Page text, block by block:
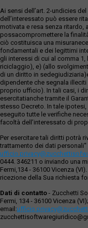
Ai sensi dell’art. 2-undicies
dell’interessato può essere
motivata e resa senza ritardo,
possacompromettere la
ciò costituisca una
fondamentali e dei legittimi
gli interessi di cui al comma
riciclaggio), e) (allo
di un diritto in
dipendente che segnala
proprio ufficio). In tali casi, i
esercitatianche tramite il
stesso Decreto. In tale
eseguito tutte le verifiche
facoltà dell’interessato di
Per esercitare tali diritti potrà
trattamento dei dati
0444. 346211 o inviando una
Fermi,134 - 36100 Vicenza
ricezione della Sua richiesta
Dati di contatto - Zucchetti
Fermi, 134 - 36100 Vicenza
email: